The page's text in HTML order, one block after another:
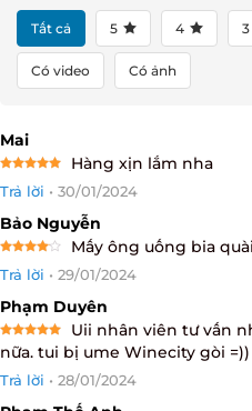
Tất cả 5 4 3
Có video Có ảnh
Mai
out of 5
Hàng xịn lắm nha
Trả lời 30/01/2024
Bảo Nguyễn
out of 5
Mấy ông uống bia
Trả lời 29/01/2024
Phạm Duyên
out of 5
Uii nhân viên tư vấn
nữa. tui bị ume Winecity gòi =))
Trả lời 28/01/2024